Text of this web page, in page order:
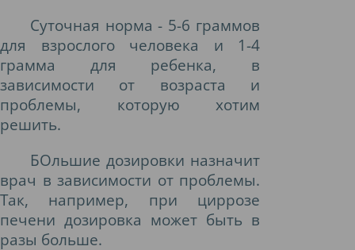
Суточная норма - 5-6 граммов
для взрослого человека и 1-4
грамма для ребенка, в
зависимости от возраста и
проблемы, которую хотим
решить.
БОльшие дозировки назначит
врач в зависимости от проблемы.
Так, например, при циррозе
печени дозировка может быть в
разы больше.